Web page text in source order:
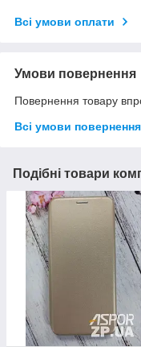
Всі умови оплати
Умови повернення
Повернення товару
Всі умови повернення
Подібні товари